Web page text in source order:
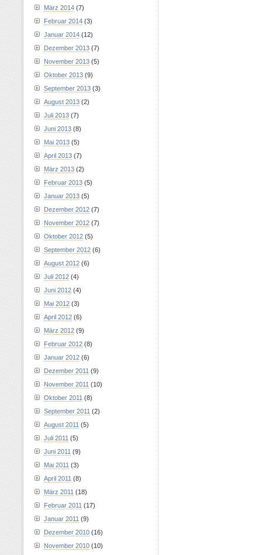
März 2014 (7)
Februar 2014 (3)
Januar 2014 (12)
Dezember 2013 (7)
November 2013 (5)
Oktober 2013 (9)
September 2013 (3)
August 2013 (2)
Juli 2013 (7)
Juni 2013 (8)
Mai 2013 (5)
April 2013 (7)
März 2013 (2)
Februar 2013 (5)
Januar 2013 (5)
Dezember 2012 (7)
November 2012 (7)
Oktober 2012 (5)
September 2012 (6)
August 2012 (6)
Juli 2012 (4)
Juni 2012 (4)
Mai 2012 (3)
April 2012 (6)
März 2012 (9)
Februar 2012 (8)
Januar 2012 (6)
Dezember 2011 (9)
November 2011 (10)
Oktober 2011 (8)
September 2011 (2)
August 2011 (5)
Juli 2011 (5)
Juni 2011 (9)
Mai 2011 (3)
April 2011 (8)
März 2011 (18)
Februar 2011 (17)
Januar 2011 (9)
Dezember 2010 (16)
November 2010 (10)